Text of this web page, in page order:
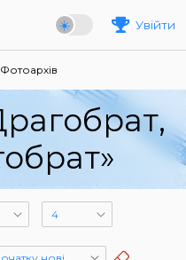
Увійти
Фотоархів